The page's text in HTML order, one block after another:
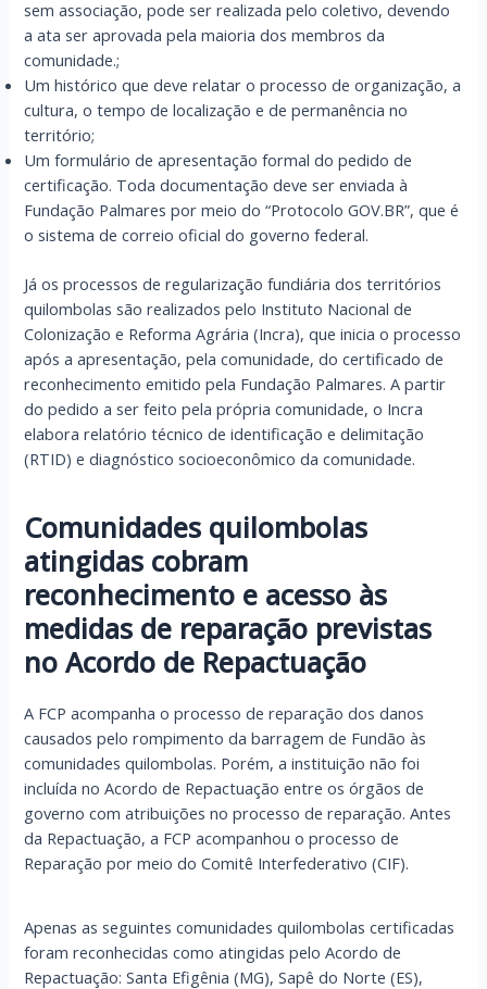
sem associação, pode ser realizada pelo coletivo, devendo
a ata ser aprovada pela maioria dos membros da
comunidade.;
Um histórico que deve relatar o processo de organização, a
cultura, o tempo de localização e de permanência no
território;
Um formulário de apresentação formal do pedido de
certificação. Toda documentação deve ser enviada à
Fundação Palmares por meio do “Protocolo GOV.BR”, que é
o sistema de correio oficial do governo federal.
Já os processos de regularização fundiária dos territórios
quilombolas são realizados pelo Instituto Nacional de
Colonização e Reforma Agrária (Incra), que inicia o processo
após a apresentação, pela comunidade, do certificado de
reconhecimento emitido pela Fundação Palmares. A partir
do pedido a ser feito pela própria comunidade, o Incra
elabora relatório técnico de identificação e delimitação
(RTID) e diagnóstico socioeconômico da comunidade.
Comunidades quilombolas
atingidas cobram
reconhecimento e acesso às
medidas de reparação previstas
no Acordo de Repactuação
A FCP acompanha o processo de reparação dos danos
causados pelo rompimento da barragem de Fundão às
comunidades quilombolas. Porém, a instituição não foi
incluída no Acordo de Repactuação entre os órgãos de
governo com atribuições no processo de reparação. Antes
da Repactuação, a FCP acompanhou o processo de
Reparação por meio do Comitê Interfederativo (CIF).
Apenas as seguintes comunidades quilombolas certificadas
foram reconhecidas como atingidas pelo Acordo de
Repactuação: Santa Efigênia (MG), Sapê do Norte (ES),